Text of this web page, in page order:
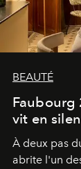
BEAUTÉ
Faubourg
vit en
À deux pas
abrite l'un